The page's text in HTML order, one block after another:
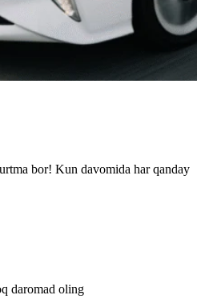
bor! Kun davomida har qanday
daromad oling